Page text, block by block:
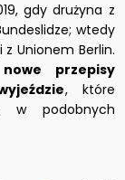
gdy drużyna z
wtedy
Unionem Berlin.
przepisy
, które
w podobnych